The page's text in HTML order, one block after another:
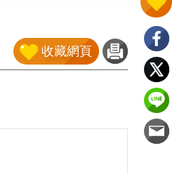
收藏網頁